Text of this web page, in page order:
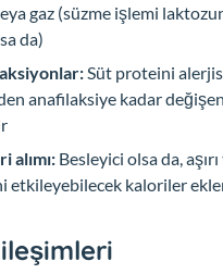
gaz (süzme işlemi
da)
Süt proteini
anafilaksiye kadar
alımı: Besleyici olsa da,
etkileyebilecek kaloriler